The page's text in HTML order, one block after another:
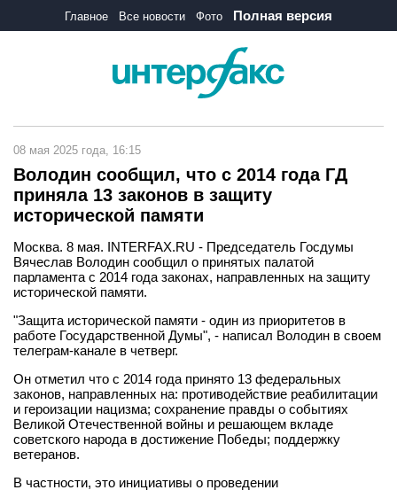
Главное Все новости Фото Полная версия
08 мая 2025 года, 16:15
Володин сообщил, что с 2014 года ГД
приняла 13 законов в защиту
исторической памяти
Москва. 8 мая. INTERFAX.RU - Председатель Госдумы
Вячеслав Володин сообщил о принятых палатой
парламента с 2014 года законах, направленных на защиту
исторической памяти.
"Защита исторической памяти - один из приоритетов в
работе Государственной Думы", - написал Володин в своем
телеграм-канале в четверг.
Он отметил что с 2014 года принято 13 федеральных
законов, направленных на: противодействие реабилитации
и героизации нацизма; сохранение правды о событиях
Великой Отечественной войны и решающем вкладе
советского народа в достижение Победы; поддержку
ветеранов.
В частности, это инициативы о проведении